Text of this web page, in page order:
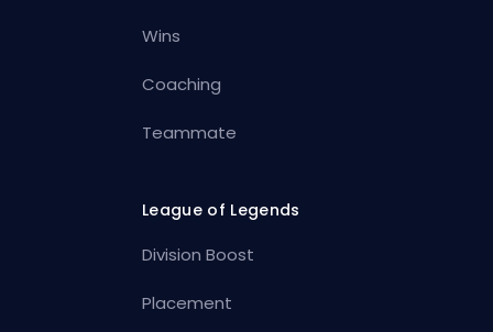
Wins
Coaching
Teammate
League of Legends
Division Boost
Placement